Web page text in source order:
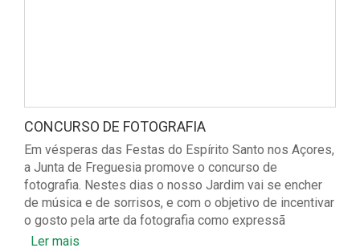
CONCURSO DE FOTOGRAFIA
Em vésperas das Festas do Espírito Santo nos Açores,
a Junta de Freguesia promove o concurso de
fotografia. Nestes dias o nosso Jardim vai se encher
de música e de sorrisos, e com o objetivo de incentivar
o gosto pela arte da fotografia como expressã
Ler mais